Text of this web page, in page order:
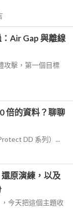
Air Gap 與離線
攻擊，第一個目標
倍的資料？聊聊
DD 系列）...
原演練，以及
今天把這個主題收